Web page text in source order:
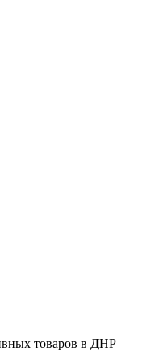
товаров в ДНР